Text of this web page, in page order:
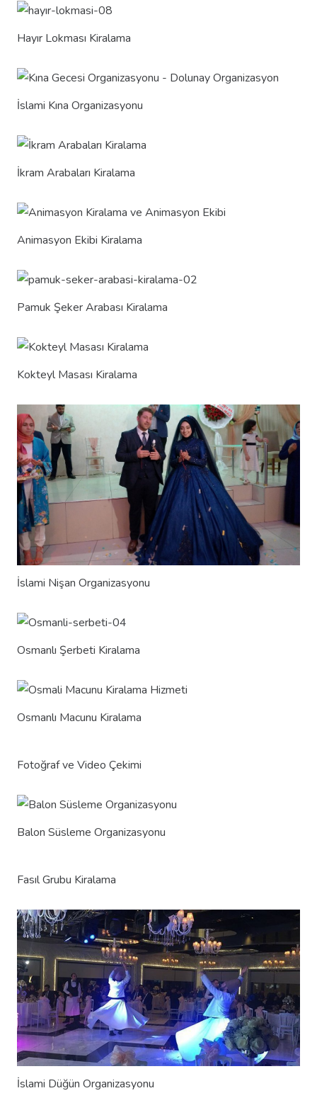
Hayır Lokması Kiralama
İslami Kına Organizasyonu
İkram Arabaları Kiralama
Animasyon Ekibi Kiralama
Pamuk Şeker Arabası Kiralama
Kokteyl Masası Kiralama
İslami Nişan Organizasyonu
Osmanlı Şerbeti Kiralama
Osmanlı Macunu Kiralama
Fotoğraf ve Video Çekimi
Balon Süsleme Organizasyonu
Fasıl Grubu Kiralama
İslami Düğün Organizasyonu